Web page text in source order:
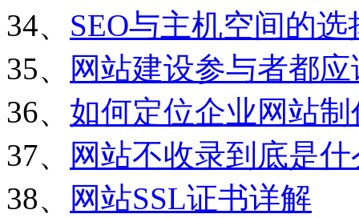
34、 SEO与主机空间的选
35、
网站建设参与者都
36、 如何定位企业网站
37、
网站不收录到底是
38、
网站SSL证书详解